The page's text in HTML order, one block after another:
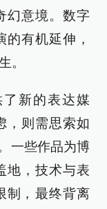
幻意境。数字
有机延伸，
。
新的表达媒
，则需思索如
一些作品为博
地，技术与表
制，‌最终背离